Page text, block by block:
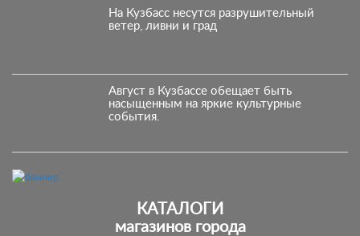
На Кузбасс несутся разрушительный
ветер, ливни и град
Август в Кузбассе обещает быть
насыщенным на яркие культурные
события.
КАТАЛОГИ
магазинов города